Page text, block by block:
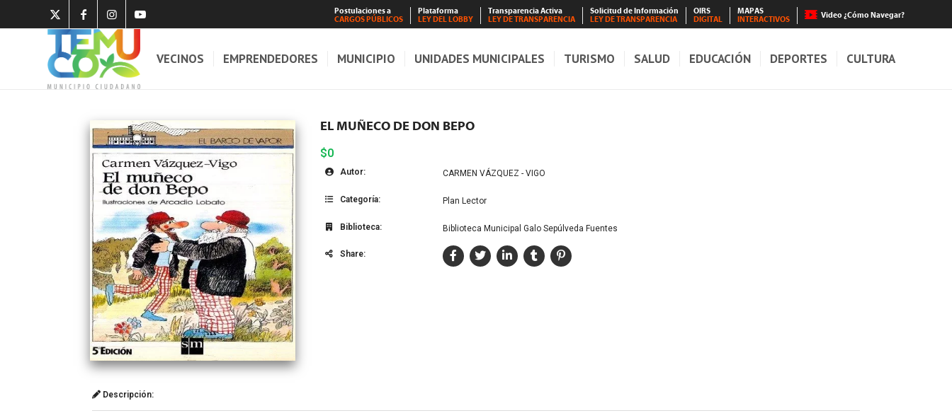
Postulaciones a
CARGOS PÚBLICOS
Plataforma
LEY DEL LOBBY
Transparencia Activa
LEY DE TRANSPARENCIA
Solicitud de Información
LEY DE TRANSPARENCIA
OIRS
DIGITAL
MAPAS
INTERACTIVOS
Video ¿Cómo Navegar?
VECINOS EMPRENDEDORES MUNICIPIO UNIDADES MUNICIPALES TURISMO SALUD EDUCACIÓN DEPORTES CULTURA
EL MUÑECO DE DON BEPO
$0
Autor: CARMEN VÁZQUEZ - VIGO
Categoría: Plan Lector
Biblioteca: Biblioteca Municipal Galo Sepúlveda Fuentes
Share:
Descripción: